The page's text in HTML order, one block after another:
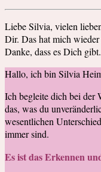
Liebe Silvia, vielen
Dir. Das hat mich
Danke, dass es Dich
Hallo, ich bin Silvia
Ich begleite dich bei der
das, was du
wesentlichen
immer sind.
Es ist das Erkennen